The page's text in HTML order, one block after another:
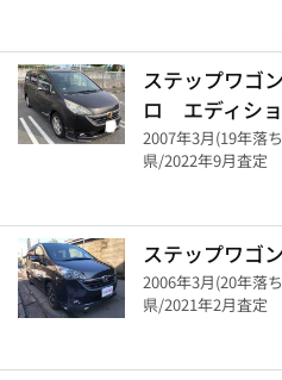
ステップワ
ロ エディシ
2007年3月(19年落
県/2022年9月査定
ステップワゴ
2006年3月(20年落
県/2021年2月査定